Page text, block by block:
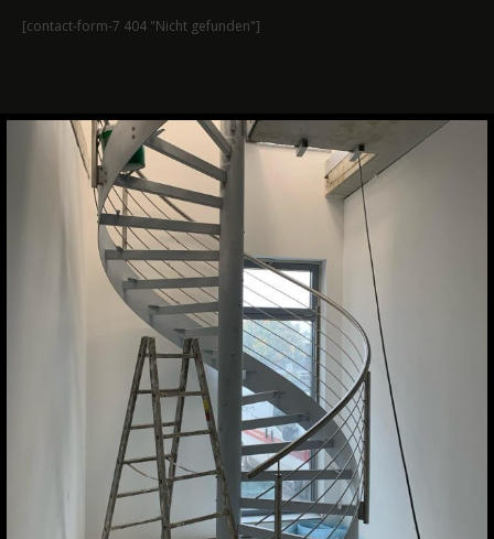
[contact-form-7 404 "Nicht gefunden"]